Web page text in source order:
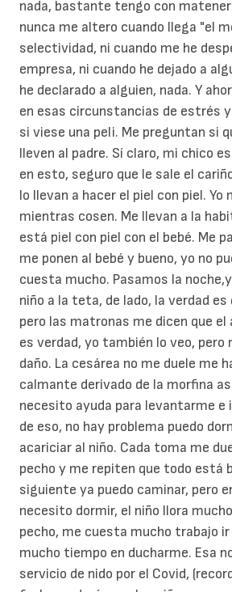
nada, bastante tengo con
nunca me altero cuando llega "el
selectividad, ni cuando me he
empresa, ni cuando he dejado a
he declarado a alguien, nada. Y
en esas circunstancias de estrés
si viese una peli. Me preguntan si
lleven al padre. Sí claro, mi chico
en esto, seguro que le sale el
lo llevan a hacer el piel con piel. Yo
mientras cosen. Me llevan a la
está piel con piel con el bebé. Me
me ponen al bebé y bueno, yo no
cuesta mucho. Pasamos la
niño a la teta, de lado, la verdad es
pero las matronas me dicen que el
es verdad, yo también lo veo, pero
daño. La cesárea no me duele me
calmante derivado de la morfina
necesito ayuda para levantarme e
de eso, no hay problema puedo
acariciar al niño. Cada toma me
pecho y me repiten que todo está
siguiente ya puedo caminar, pero
necesito dormir, el niño llora
pecho, me cuesta mucho trabajo
mucho tiempo en ducharme. Esa
servicio de nido por el Covid,